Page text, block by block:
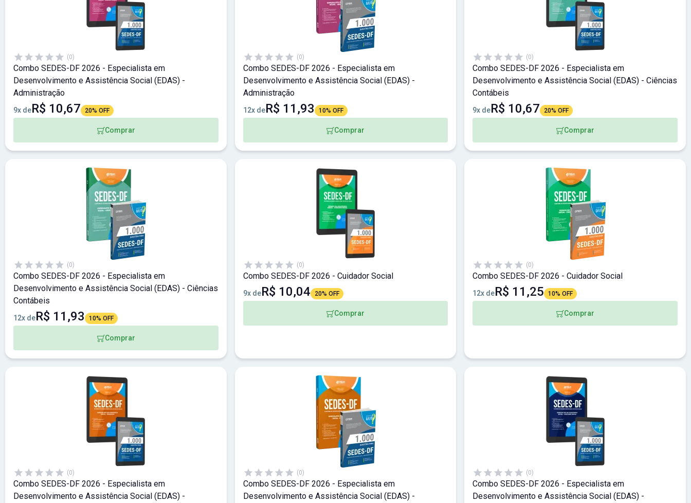
(0)
Combo SEDES-DF 2026 - Especialista em
Desenvolvimento e Assistência Social (EDAS) -
Administração
9x deR$ 10,67 20% OFF
Comprar
(0)
Combo SEDES-DF 2026 - Especialista em
Desenvolvimento e Assistência Social (EDAS) -
Administração
12x deR$ 11,93 10% OFF
Comprar
(0)
Combo SEDES-DF 2026 - Especialista em
Desenvolvimento e Assistência Social (EDAS) - Ciências
Contábeis
9x deR$ 10,67 20% OFF
Comprar
(0)
Combo SEDES-DF 2026 - Especialista em
Desenvolvimento e Assistência Social (EDAS) - Ciências
Contábeis
12x deR$ 11,93 10% OFF
Comprar
(0)
Combo SEDES-DF 2026 - Cuidador Social
9x deR$ 10,04 20% OFF
Comprar
(0)
Combo SEDES-DF 2026 - Cuidador Social
12x deR$ 11,25 10% OFF
Comprar
(0)
Combo SEDES-DF 2026 - Especialista em
Desenvolvimento e Assistência Social (EDAS) -
(0)
Combo SEDES-DF 2026 - Especialista em
Desenvolvimento e Assistência Social (EDAS) -
(0)
Combo SEDES-DF 2026 - Especialista em
Desenvolvimento e Assistência Social (EDAS) -